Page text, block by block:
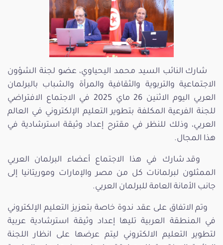
شارك النائب السيد محمد اليحياوي، عضو لجنة الشؤون
الاجتماعية والتربوية والثقافية والمرأة والشباب بالبرلمان
العربي اليوم الاثنين 26 ماي 2025 في الاجتماع الافتراضي
للجنة الفرعية المكلفة بتطوير التعليم الإلكتروني في العالم
العربي، وذلك للنظر في مقترح إعداد وثيقة استرشادية في
هذا المجال.
وقد شارك في هذا الاجتماع أعضاء البرلمان العربي
الممثلون لبرلمانات كل من مصر والإمارات وموريتانيا إلى
جانب الأمانة العامة للبرلمان العربي.
وتم الاتفاق على عقد ندوة خاصة بتعزيز التعليم الإلكتروني
في المنطقة العربية تليها إعداد وثيقة استرشادية عربية
لتطوير التعليم الالكتروني ليتم عرضها على انظار اللجنة